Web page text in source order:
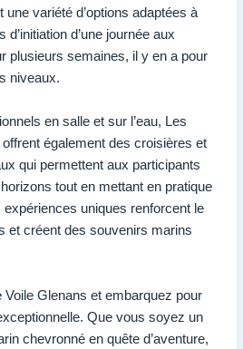
variété d’options adaptées à
d’une journée aux
plusieurs semaines, il y en a pour
niveaux.
en salle et sur l’eau, Les
également des croisières et
qui permettent aux participants
tout en mettant en pratique
expériences uniques renforcent le
et créent des souvenirs marins
Glenans et embarquez pour
Que vous soyez un
chevronné en quête d’aventure,